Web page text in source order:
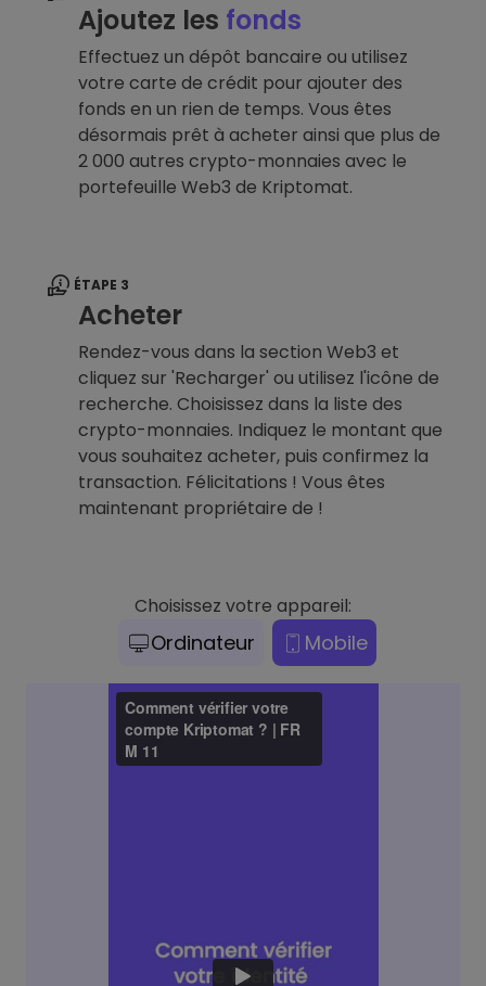
Ajoutez les fonds
Effectuez un dépôt bancaire ou utilisez
votre carte de crédit pour ajouter des
fonds en un rien de temps. Vous êtes
désormais prêt à acheter ainsi que plus de
2 000 autres crypto-monnaies avec le
portefeuille Web3 de Kriptomat.
ÉTAPE 3
Acheter
Rendez-vous dans la section Web3 et
cliquez sur 'Recharger' ou utilisez l'icône de
recherche. Choisissez dans la liste des
crypto-monnaies. Indiquez le montant que
vous souhaitez acheter, puis confirmez la
transaction. Félicitations ! Vous êtes
maintenant propriétaire de !
Choisissez votre appareil:
Ordinateur Mobile